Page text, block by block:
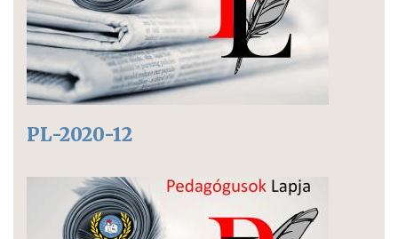
PL-2020-12